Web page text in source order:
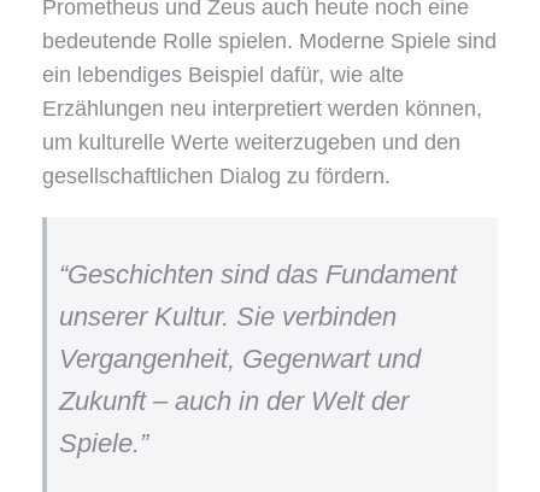
Prometheus und Zeus auch heute noch eine
bedeutende Rolle spielen. Moderne Spiele sind
ein lebendiges Beispiel dafür, wie alte
Erzählungen neu interpretiert werden können,
um kulturelle Werte weiterzugeben und den
gesellschaftlichen Dialog zu fördern.
“Geschichten sind das Fundament
unserer Kultur. Sie verbinden
Vergangenheit, Gegenwart und
Zukunft – auch in der Welt der
Spiele.”